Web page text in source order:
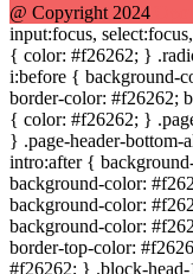
@ Copyright 2024
input:focus,
{ color: #f26262; }
i:before { background-
border-color: #f26262;
{ color: #f26262; }
} .page-header-
intro:after {
background-color: #
background-color: #
background-color: #
border-top-color: #
#f26262; } .block-